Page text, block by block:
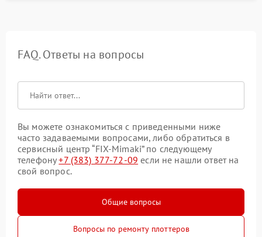
FAQ. Ответы на вопросы
Вы можете ознакомиться с приведенными ниже
часто задаваемыми вопросами, либо обратиться в
сервисный центр “FIX-Mimaki” по следующему
телефону+7 (383) 377-72-09 если не нашли ответ на
свой вопрос.
Общие вопросы
Вопросы по ремонту плоттеров